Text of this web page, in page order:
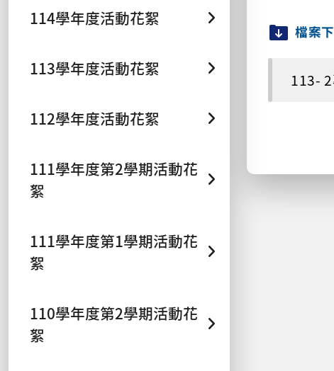
114學年度活動花絮
113學年度活動花絮
112學年度活動花絮
111學年度第2學期活動花
絮
111學年度第1學期活動花
絮
110學年度第2學期活動花
絮
檔案
113-